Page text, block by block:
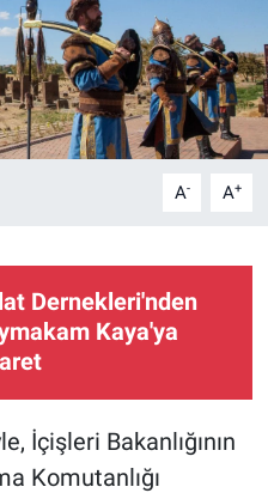
A- A+
Dernekleri'nden
Kaya'ya
İçişleri Bakanlığının
Komutanlığı